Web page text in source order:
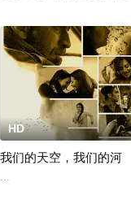
刻。萧岗士绅何玉成（
雄赵崇德率部夜袭日军
HD
我们的天空，我们的河